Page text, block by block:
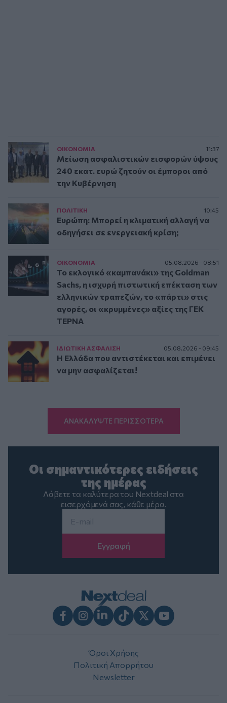
ΟΙΚΟΝΟΜΙΑ 11:37
Μείωση ασφαλιστικών εισφορών ύψους
240 εκατ. ευρώ ζητούν οι έμποροι από
την Κυβέρνηση
ΠΟΛΙΤΙΚΗ 10:45
Ευρώπη: Μπορεί η κλιματική αλλαγή να
οδηγήσει σε ενεργειακή κρίση;
ΟΙΚΟΝΟΜΙΑ 05.08.2026 - 08:51
Το εκλογικό «καμπανάκι» της Goldman
Sachs, η ισχυρή πιστωτική επέκταση των
ελληνικών τραπεζών, το «πάρτι» στις
αγορές, οι «κρυμμένες» αξίες της ΓΕΚ
ΤΕΡΝΑ
ΙΔΙΩΤΙΚΗ ΑΣΦAΛΙΣΗ 05.08.2026 - 09:45
Η Ελλάδα που αντιστέκεται και επιμένει
να μην ασφαλίζεται!
ΑΝΑΚΑΛΥΨΤΕ ΠΕΡΙΣΣΟΤΕΡΑ
Οι σημαντικότερες ειδήσεις
της ημέρας
Λάβετε τα καλύτερα του Nextdeal στα
εισερχόμενά σας, κάθε μέρα.
Όροι Χρήσης
Πολιτική Απορρήτου
Newsletter